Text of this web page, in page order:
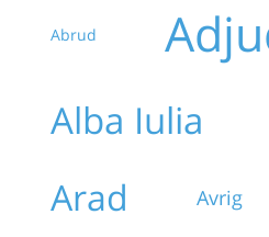
Abrud
Alba Iulia
Arad Avrig